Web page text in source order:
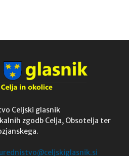
Celjski glasnik
zgodb Celja, Obsotelja ter
urednistvo@celjskiglasnik.si